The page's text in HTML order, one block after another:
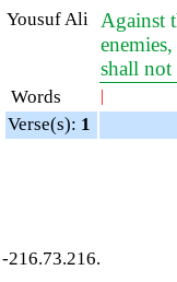
Yousuf Ali
Against
shall not
Words |
Verse(s): 1
-216.73.216.